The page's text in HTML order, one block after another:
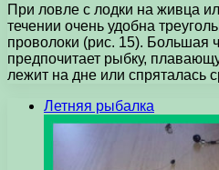
При ловле с лодки на живца
течении очень удобна
проволоки (рис. 15). Большая
предпочитает рыбку,
лежит на дне или спряталась
Летняя рыбалка